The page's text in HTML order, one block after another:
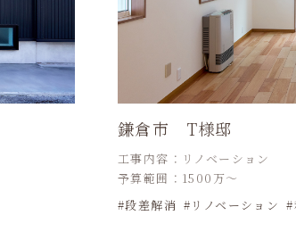
鎌倉市 T様邸
工事内容：リノベーション
予算範囲：1500万～
段差解消
リノベーション